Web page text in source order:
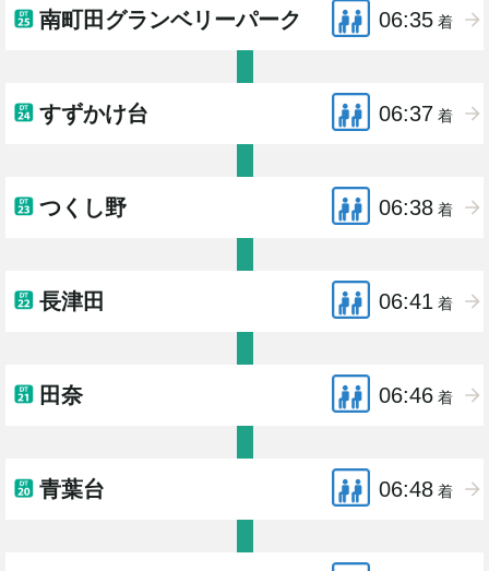
南町田グランベリーパーク 06:35 着
すずかけ台 06:37 着
つくし野 06:38 着
長津田 06:41 着
田奈 06:46 着
青葉台 06:48 着